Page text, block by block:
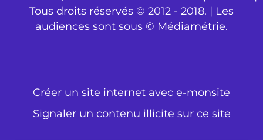
Tous droits réservés © 2012 - 2018. | Les
audiences sont sous © Médiamétrie.
Créer un site internet avec e-monsite
Signaler un contenu illicite sur ce site